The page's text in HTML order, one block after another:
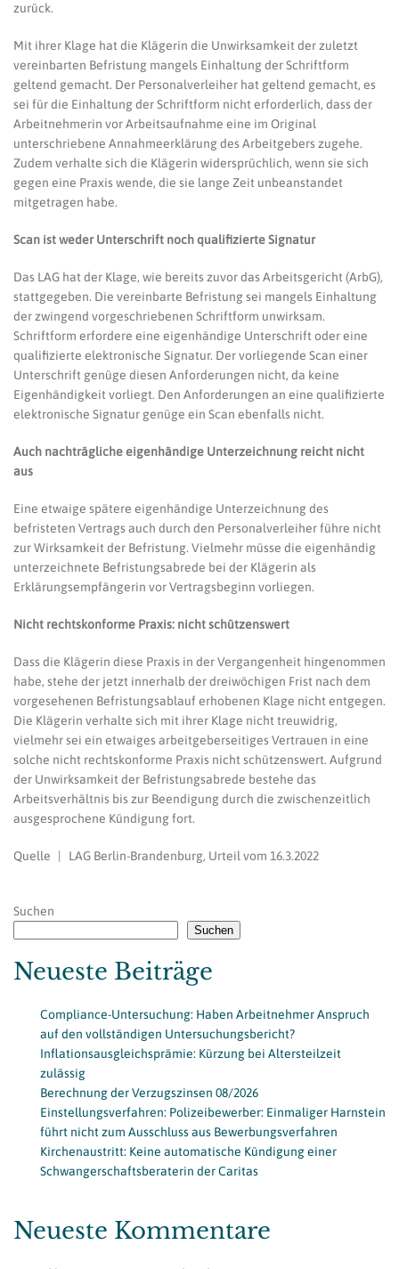
zurück.
Mit ihrer Klage hat die Klägerin die Unwirksamkeit der zuletzt
vereinbarten Befristung mangels Einhaltung der Schriftform
geltend gemacht. Der Personalverleiher hat geltend gemacht, es
sei für die Einhaltung der Schriftform nicht erforderlich, dass der
Arbeitnehmerin vor Arbeitsaufnahme eine im Original
unterschriebene Annahmeerklärung des Arbeitgebers zugehe.
Zudem verhalte sich die Klägerin widersprüchlich, wenn sie sich
gegen eine Praxis wende, die sie lange Zeit unbeanstandet
mitgetragen habe.
Scan ist weder Unterschrift noch qualifizierte Signatur
Das LAG hat der Klage, wie bereits zuvor das Arbeitsgericht (ArbG),
stattgegeben. Die vereinbarte Befristung sei mangels Einhaltung
der zwingend vorgeschriebenen Schriftform unwirksam.
Schriftform erfordere eine eigenhändige Unterschrift oder eine
qualifizierte elektronische Signatur. Der vorliegende Scan einer
Unterschrift genüge diesen Anforderungen nicht, da keine
Eigenhändigkeit vorliegt. Den Anforderungen an eine qualifizierte
elektronische Signatur genüge ein Scan ebenfalls nicht.
Auch nachträgliche eigenhändige Unterzeichnung reicht nicht
aus
Eine etwaige spätere eigenhändige Unterzeichnung des
befristeten Vertrags auch durch den Personalverleiher führe nicht
zur Wirksamkeit der Befristung. Vielmehr müsse die eigenhändig
unterzeichnete Befristungsabrede bei der Klägerin als
Erklärungsempfängerin vor Vertragsbeginn vorliegen.
Nicht rechtskonforme Praxis: nicht schützenswert
Dass die Klägerin diese Praxis in der Vergangenheit hingenommen
habe, stehe der jetzt innerhalb der dreiwöchigen Frist nach dem
vorgesehenen Befristungsablauf erhobenen Klage nicht entgegen.
Die Klägerin verhalte sich mit ihrer Klage nicht treuwidrig,
vielmehr sei ein etwaiges arbeitgeberseitiges Vertrauen in eine
solche nicht rechtskonforme Praxis nicht schützenswert. Aufgrund
der Unwirksamkeit der Befristungsabrede bestehe das
Arbeitsverhältnis bis zur Beendigung durch die zwischenzeitlich
ausgesprochene Kündigung fort.
Quelle | LAG Berlin-Brandenburg, Urteil vom 16.3.2022
Suchen
Suchen
Neueste Beiträge
Compliance-Untersuchung: Haben Arbeitnehmer Anspruch
auf den vollständigen Untersuchungsbericht?
Inflationsausgleichsprämie: Kürzung bei Altersteilzeit
zulässig
Berechnung der Verzugszinsen 08/2026
Einstellungsverfahren: Polizeibewerber: Einmaliger Harnstein
führt nicht zum Ausschluss aus Bewerbungsverfahren
Kirchenaustritt: Keine automatische Kündigung einer
Schwangerschaftsberaterin der Caritas
Neueste Kommentare